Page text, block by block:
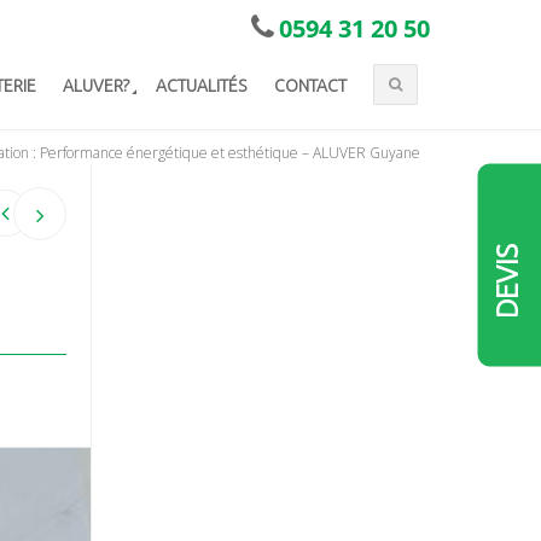
0594 31 20 50
ALUVER? ACTUALITÉS CONTACT
DEVIS
: Performance énergétique et esthétique – ALUVER Guyane